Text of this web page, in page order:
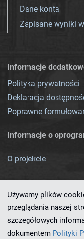
Dane konta
Zapisane wyniki
Informacje
Polityka prywatności
Deklaracja
Poprawne
Informacje o
O projekcie
Ten serwis działa
Używamy plików
przeglądania naszej
szczegółowych
dokumentem Polityki